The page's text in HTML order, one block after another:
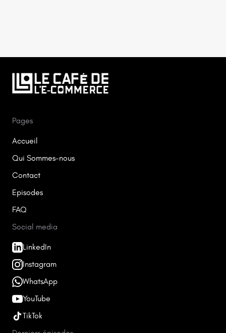
Pages
Accueil
Qui Sommes-nous
Contact
Episodes
FAQ
Social media
LinkedIn
Instagram
WhatsApp
YouTube
TikTok